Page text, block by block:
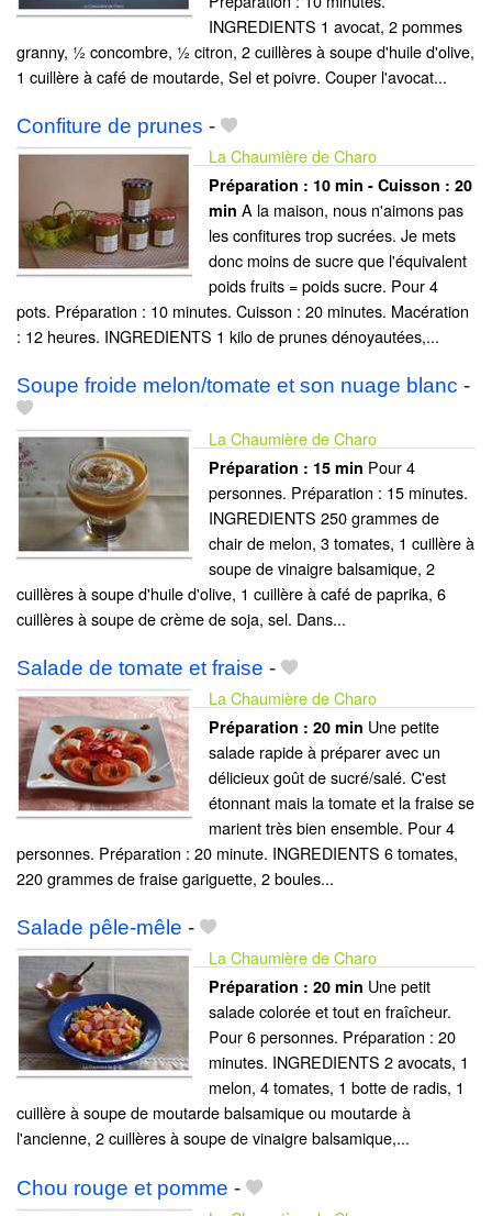
INGREDIENTS 1 avocat, 2 pommes
granny, ½ concombre, ½ citron, 2 cuillères à soupe d'huile d'olive,
1 cuillère à café de moutarde, Sel et poivre. Couper l'avocat...
Confiture de prunes -
La Chaumière de Charo
Préparation : 10 min - Cuisson : 20
min A la maison, nous n'aimons pas
les confitures trop sucrées. Je mets
donc moins de sucre que l'équivalent
poids fruits = poids sucre. Pour 4
pots. Préparation : 10 minutes. Cuisson : 20 minutes. Macération
: 12 heures. INGREDIENTS 1 kilo de prunes dénoyautées,...
Soupe froide melon/tomate et son nuage blanc -
La Chaumière de Charo
Préparation : 15 min Pour 4
personnes. Préparation : 15 minutes.
INGREDIENTS 250 grammes de
chair de melon, 3 tomates, 1 cuillère à
soupe de vinaigre balsamique, 2
cuillères à soupe d'huile d'olive, 1 cuillère à café de paprika, 6
cuillères à soupe de crème de soja, sel. Dans...
Salade de tomate et fraise -
La Chaumière de Charo
Préparation : 20 min Une petite
salade rapide à préparer avec un
délicieux goût de sucré/salé. C'est
étonnant mais la tomate et la fraise se
marient très bien ensemble. Pour 4
personnes. Préparation : 20 minute. INGREDIENTS 6 tomates,
220 grammes de fraise gariguette, 2 boules...
Salade pêle-mêle -
La Chaumière de Charo
Préparation : 20 min Une petit
salade colorée et tout en fraîcheur.
Pour 6 personnes. Préparation : 20
minutes. INGREDIENTS 2 avocats, 1
melon, 4 tomates, 1 botte de radis, 1
cuillère à soupe de moutarde balsamique ou moutarde à
l'ancienne, 2 cuillères à soupe de vinaigre balsamique,...
Chou rouge et pomme -